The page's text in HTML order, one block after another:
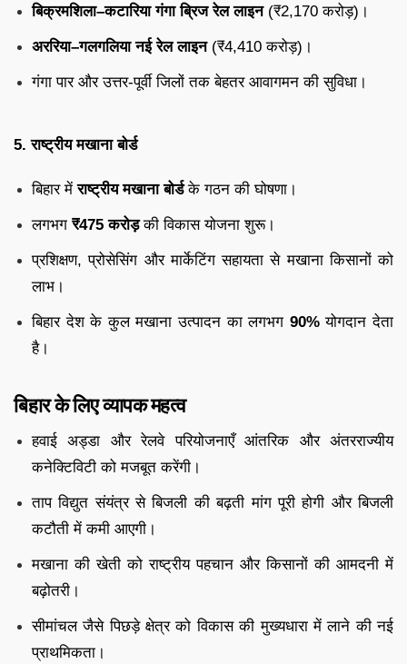
बिक्रमशिला–कटारिया गंगा ब्रिज रेल लाइन(₹2,170 करोड़)।
अररिया–गलगलिया नई रेल लाइन(₹4,410 करोड़)।
गंगा पार और उत्तर-पूर्वी जिलों तक बेहतर आवागमन की सुविधा।
5. राष्ट्रीय मखाना बोर्ड
बिहार मेंराष्ट्रीय मखाना बोर्डके गठन की घोषणा।
लगभग ₹475 करोड़की विकास योजना शुरू।
प्रशिक्षण, प्रोसेसिंग और मार्केटिंग सहायता से मखाना किसानों को
लाभ।
बिहार देश के कुल मखाना उत्पादन का लगभग 90%योगदान देता
है।
बिहार के लिए व्यापक महत्व
हवाई अड्डा और रेलवे परियोजनाएँ आंतरिक और अंतरराज्यीय
कनेक्टिविटी को मजबूत करेंगी।
ताप विद्युत संयंत्र से बिजली की बढ़ती मांग पूरी होगी और बिजली
कटौती में कमी आएगी।
मखाना की खेती को राष्ट्रीय पहचान और किसानों की आमदनी में
बढ़ोतरी।
सीमांचल जैसे पिछड़े क्षेत्र को विकास की मुख्यधारा में लाने की नई
प्राथमिकता।